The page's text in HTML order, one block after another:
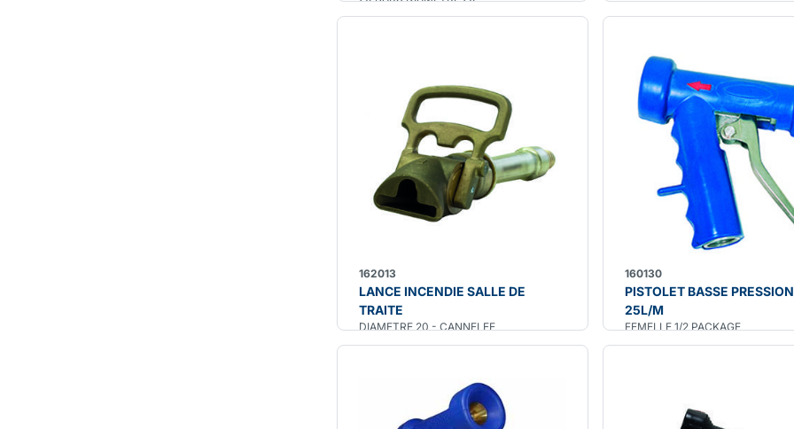
162013
LANCE INCENDIE SALLE DE
TRAITE
DIAMETRE 20 - CANNELEE
160130
PISTOLET BASSE PRESSION
25L/M
FEMELLE 1/2 PACKAGE